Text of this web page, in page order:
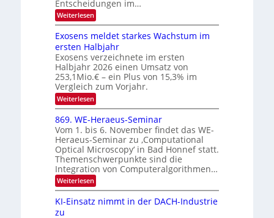
a
l
k
s
V
I
S
I
O
N
2
0
2
6
l
e
k
t
r
o
n
k
-
u
n
d
B
i
l
d
v
Entscheidungen im…
Weiterlesen:
W
n
n
d
i
e
K
I
m
i
t
d
e
n
k
t
Exosens meldet starkes Wachstum im
ersten Halbjahr
Exosens verzeichnete im ersten
Halbjahr 2026 einen Umsatz von
253,1Mio.€ – ein Plus von 15,3% im
Vergleich zum Vorjahr.
Weiterlesen:
E
x
o
s
e
n
s
m
e
l
d
e
869. WE-Heraeus-Seminar
Vom 1. bis 6. November findet das WE-
Heraeus-Seminar zu ‚Computational
Optical Microscopy‘ in Bad Honnef statt.
Themenschwerpunkte sind die
Integration von Computeralgorithmen…
Weiterlesen:
8
9
KI-Einsatz nimmt in der DACH-Industrie
zu